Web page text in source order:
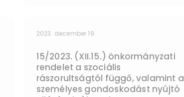
2023. december 19.
15/2023. (XII.15.) önkormányzati
rendelet a szociális
rászorultságtól függő, valamint a
személyes gondoskodást nyújtó